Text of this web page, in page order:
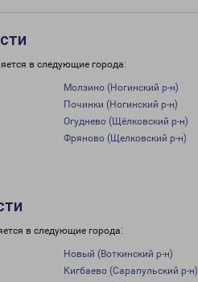
в следующие города:
Молзино (Ногинский р-н)
Починки (Ногинский р-н)
Огуднево (Щёлковский р-н)
Фряново (Щелковский р-н)
в следующие города:
Новый (Воткинский р-н)
Кигбаево (Сарапульский р-н)